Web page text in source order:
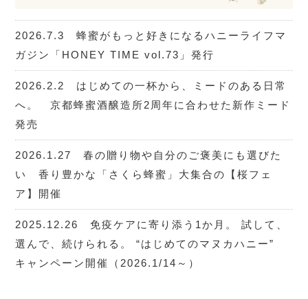
2026.7.3 蜂蜜がもっと好きになるハニーライフマ
ガジン「HONEY TIME vol.73」発行
2026.2.2 はじめての一杯から、ミードのある日常
へ。 京都蜂蜜酒醸造所2周年に合わせた新作ミード
発売
2026.1.27 春の贈り物や自分のご褒美にも選びた
い 香り豊かな「さくら蜂蜜」大集合の【桜フェ
ア】開催
2025.12.26 免疫ケアに寄り添う1か月。 試して、
選んで、続けられる。 “はじめてのマヌカハニー”
キャンペーン開催（2026.1/14～）